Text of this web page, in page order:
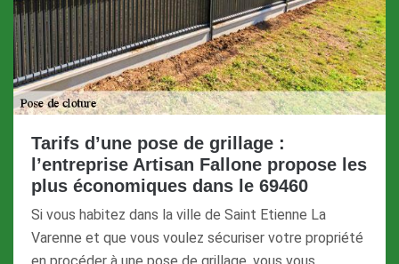
Tarifs d’une pose de grillage :
l’entreprise Artisan Fallone propose les
plus économiques dans le 69460
Si vous habitez dans la ville de Saint Etienne La
Varenne et que vous voulez sécuriser votre propriété